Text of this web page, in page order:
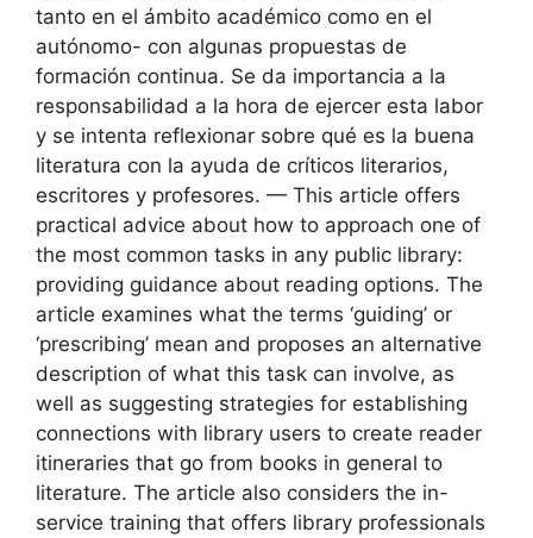
tanto en el ámbito académico como en el
autónomo- con algunas propuestas de
formación continua. Se da importancia a la
responsabilidad a la hora de ejercer esta labor
y se intenta reflexionar sobre qué es la buena
literatura con la ayuda de críticos literarios,
escritores y profesores. — This article offers
practical advice about how to approach one of
the most common tasks in any public library:
providing guidance about reading options. The
article examines what the terms ‘guiding’ or
‘prescribing’ mean and proposes an alternative
description of what this task can involve, as
well as suggesting strategies for establishing
connections with library users to create reader
itineraries that go from books in general to
literature. The article also considers the in-
service training that offers library professionals